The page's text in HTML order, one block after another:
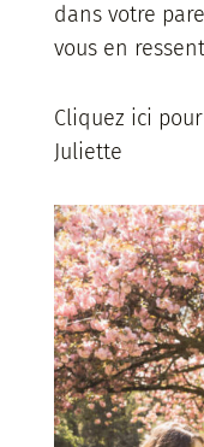
dans votre
vous en
Cliquez ici
Juliette